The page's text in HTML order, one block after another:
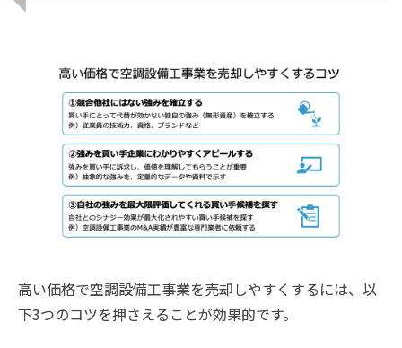
高い価格で空調設備工事業を売却しやすくするには、以
下3つのコツを押さえることが効果的です。